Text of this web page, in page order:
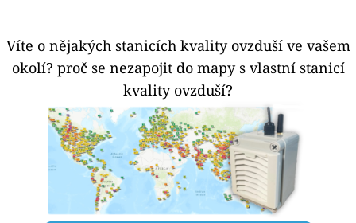
Víte o nějakých stanicích kvality ovzduší ve vašem
okolí? proč se nezapojit do mapy s vlastní stanicí
kvality ovzduší?